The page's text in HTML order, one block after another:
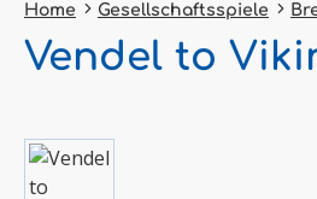
Home Gesellschaftsspiele
Vendel to
Bildergalerie überspringen